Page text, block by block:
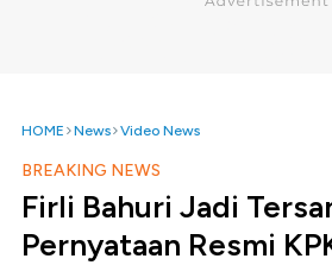
HOME News Video News
BREAKING NEWS
Firli Bahuri Jadi
Pernyataan Resmi